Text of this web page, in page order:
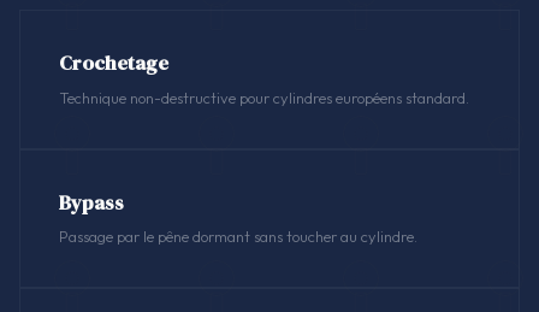
Crochetage
Technique non-destructive pour cylindres européens standard.
Bypass
Passage par le pêne dormant sans toucher au cylindre.